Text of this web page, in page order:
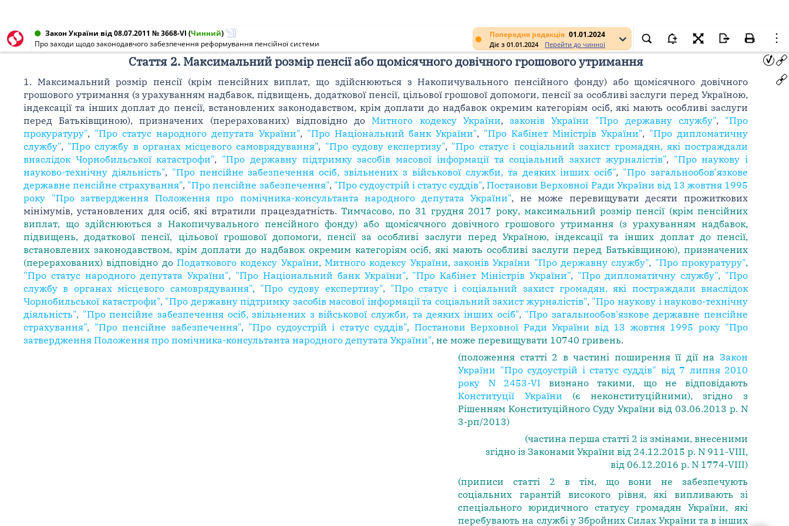
Попередня редакція 01.01.2024
Діє з 01.01.2024 Перейти до чинної
Закон України від 08.07.2011 № 3668-VI (Чинний)
Про заходи щодо законодавчого забезпечення реформування пенсійної системи